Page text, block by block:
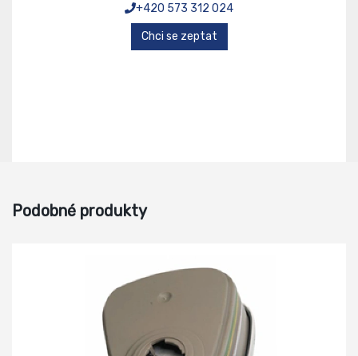
+420 573 312 024
Chci se zeptat
Podobné produkty